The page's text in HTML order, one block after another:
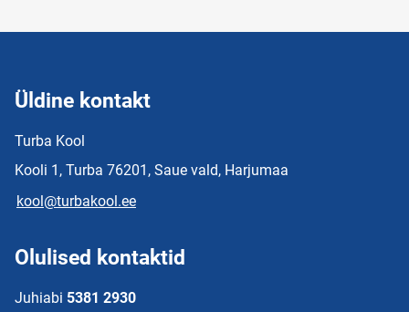
Üldine kontakt
Turba Kool
Kooli 1, Turba 76201, Saue vald, Harjumaa
kool@turbakool.ee
Olulised kontaktid
Juhiabi 5381 2930